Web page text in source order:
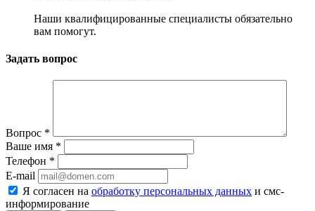
Наши квалифицированные специалисты обязательно
вам помогут.
Задать вопрос
Вопрос *
Ваше имя *
Телефон *
E-mail
Я согласен на обработку персональных данных и смс-
информирование